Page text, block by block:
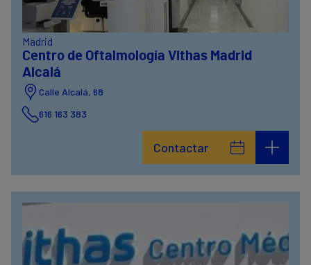
Madrid
Centro de Oftalmología Vithas Madrid
Alcalá
Calle Alcalá, 68
616 163 383
Contactar